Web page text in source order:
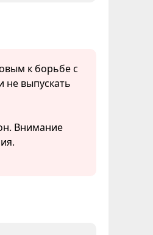
к борьбе с
выпускать
Внимание